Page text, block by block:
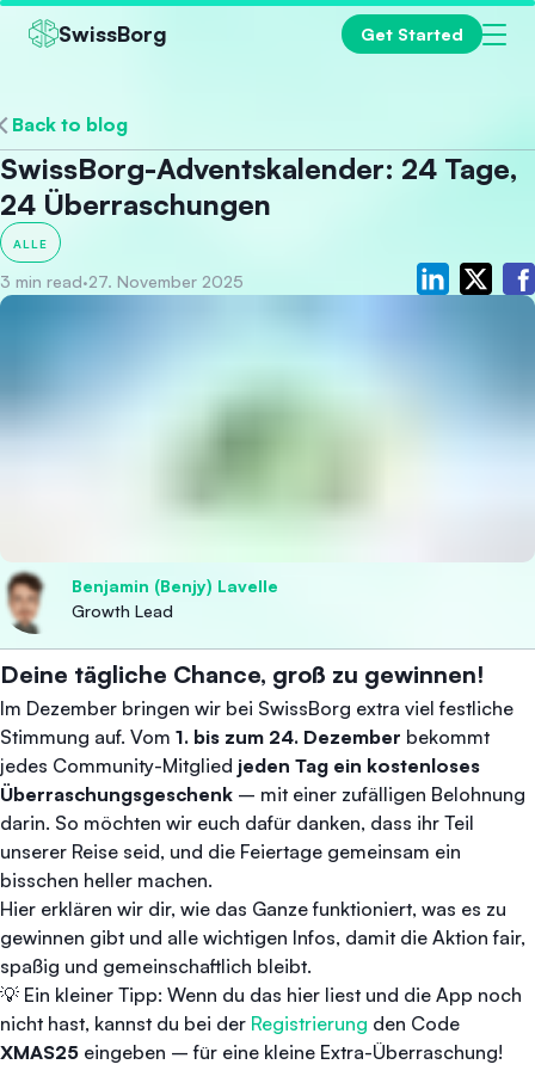
SwissBorg Get Started
Back to blog
SwissBorg-Adventskalender: 24 Tage,
24 Überraschungen
ALLE
3 min read·27. November 2025
Benjamin (Benjy) Lavelle
Growth Lead
Deine tägliche Chance, groß zu gewinnen!
Im Dezember bringen wir bei SwissBorg extra viel festliche
Stimmung auf. Vom 1. bis zum 24. Dezember bekommt
jedes Community-Mitglied jeden Tag ein kostenloses
Überraschungsgeschenk – mit einer zufälligen Belohnung
darin. So möchten wir euch dafür danken, dass ihr Teil
unserer Reise seid, und die Feiertage gemeinsam ein
bisschen heller machen.
Hier erklären wir dir, wie das Ganze funktioniert, was es zu
gewinnen gibt und alle wichtigen Infos, damit die Aktion fair,
spaßig und gemeinschaftlich bleibt.
💡 Ein kleiner Tipp: Wenn du das hier liest und die App noch
nicht hast, kannst du bei der Registrierung den Code
XMAS25 eingeben – für eine kleine Extra-Überraschung!